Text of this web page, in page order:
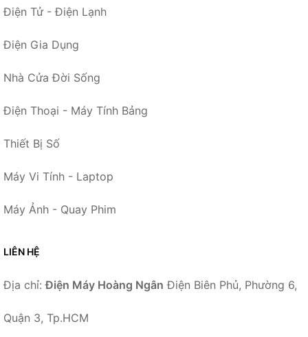
Điện Tử - Điện Lạnh
Điện Gia Dụng
Nhà Cửa Đời Sống
Điện Thoại - Máy Tính Bảng
Thiết Bị Số
Máy Vi Tính - Laptop
Máy Ảnh - Quay Phim
LIÊN HỆ
Địa chỉ:Điện Máy Hoàng Ngân Điện Biên Phủ, Phường 6,
Quận 3, Tp.HCM